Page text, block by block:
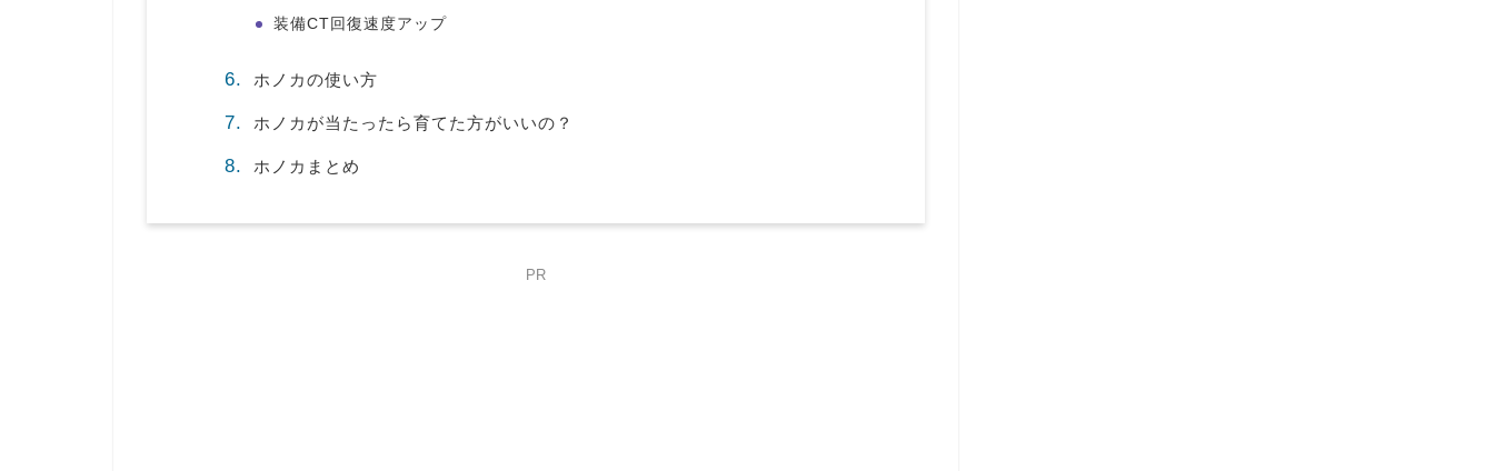
装備CT回復速度アップ
ホノカの使い方
ホノカが当たったら育てた方がいいの？
ホノカまとめ
PR